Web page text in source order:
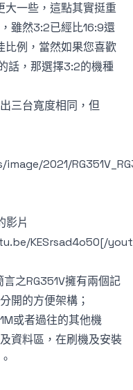
大一些，這點其實挺重
雖然3:2已經比16:9還
比例，當然如果您喜歡
話，那選擇3:2的機種
三台寬度相同，但
2021/
影片
KESrsad4o50[/
之RG351V擁有兩個記
開的方便架構；
或者過往的其他機
資料區，在刷機及安裝